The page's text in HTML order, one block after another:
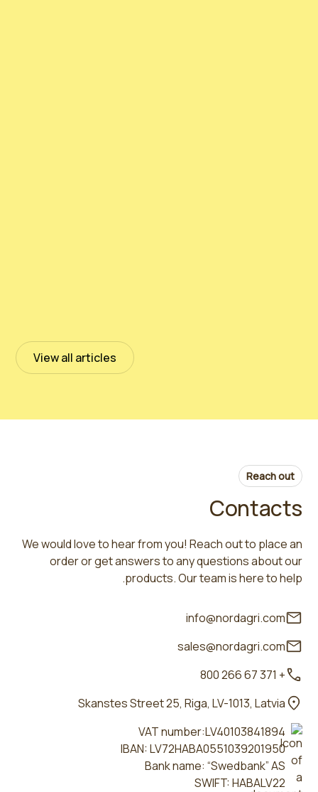
View all articles
Reach out
Contacts
We would love to hear from you! Reach out to place an
order or get answers to any questions about our
products. Our team is here to help.
info@nordagri.com
sales@nordagri.com
+ 371 67 266 800
Skanstes Street 25, Riga, LV-1013, Latvia
VAT number:LV40103841894
IBAN: LV72HABA0551039201950
Bank name: “Swedbank” AS
SWIFT: HABALV22